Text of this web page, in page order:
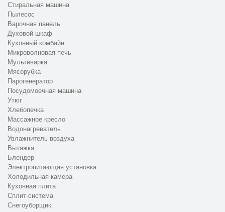
Стиральная машина
Пылесос
Варочная панель
Духовой шкаф
Кухонный комбайн
Микроволновая печь
Мультиварка
Мясорубка
Парогенератор
Посудомоечная машина
Утюг
Хлебопечка
Массажное кресло
Водонагреватель
Увлажнитель воздуха
Вытяжка
Блендер
Электропитающая установка
Холодильная камера
Кухонная плита
Сплит-система
Снегоуборщик